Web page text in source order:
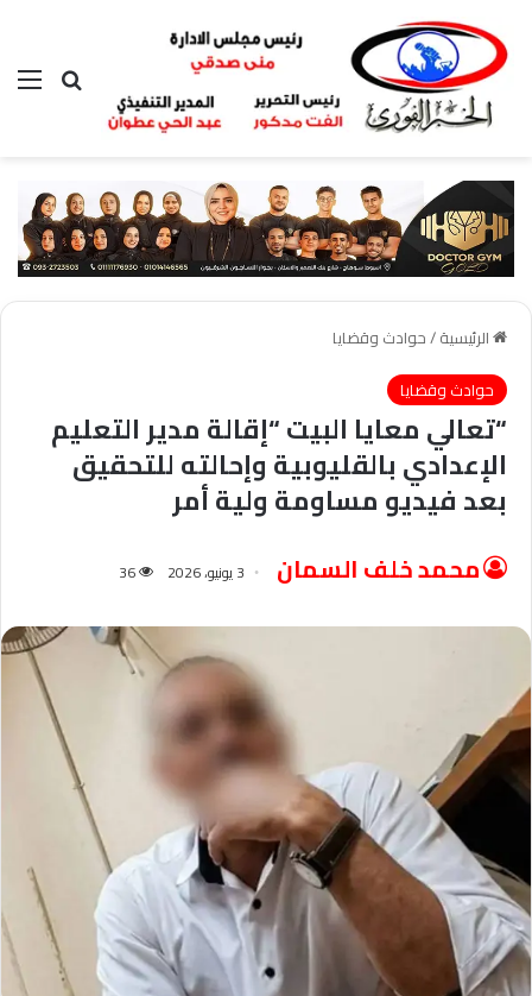
بحث عن
الرئيسية/حوادث وقضايا
حوادث وقضايا
“تعالي معايا البيت “إقالة مدير التعليم
الإعدادي بالقليوبية وإحالته للتحقيق
بعد فيديو مساومة ولية أمر
محمد خلف السمان 3 يونيو، 2026 36